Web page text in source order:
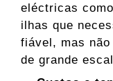
eléctricas
ilhas que
fiável, mas
de grande